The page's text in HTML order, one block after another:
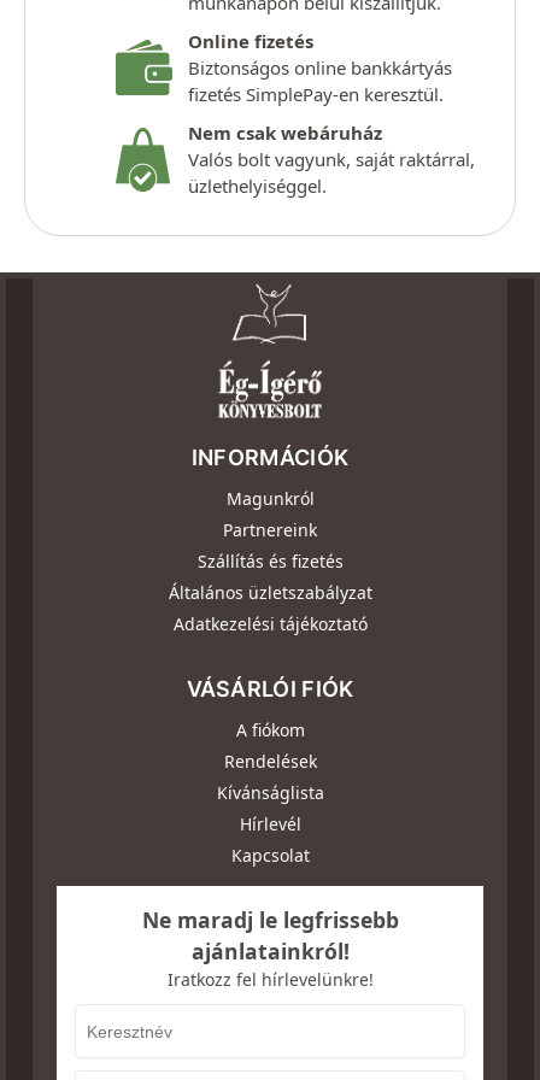
Online fizetés
Biztonságos online bankkártyás
fizetés SimplePay-en keresztül.
Nem csak webáruház
Valós bolt vagyunk, saját raktárral,
üzlethelyiséggel.
INFORMÁCIÓK
Magunkról
Partnereink
Szállítás és fizetés
Általános üzletszabályzat
Adatkezelési tájékoztató
VÁSÁRLÓI FIÓK
A fiókom
Rendelések
Kívánságlista
Hírlevél
Kapcsolat
Ne maradj le legfrissebb
ajánlatainkról!
Iratkozz fel hírlevelünkre!